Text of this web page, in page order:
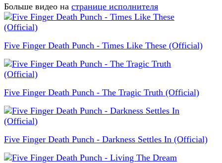
Больше видео на странице исполнителя
Five Finger Death Punch - Times Like These (Official)
Five Finger Death Punch - The Tragic Truth (Official)
Five Finger Death Punch - Darkness Settles In (Official)